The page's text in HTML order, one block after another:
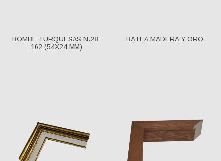
BOMBE TURQUESAS N.28-
162 (54X24 MM)
BATEA MADERA Y ORO